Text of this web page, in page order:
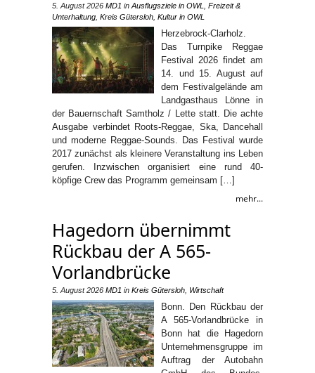
5. August 2026 MD1 in Ausflugsziele in OWL
Freizeit &
Unterhaltung Kreis Gütersloh Kultur in OWL
Herzebrock-Clarholz.
Das Turnpike Reggae
Festival 2026 findet am
14. und 15. August auf
dem Festivalgelände am
Landgasthaus Lönne in
der Bauernschaft Samtholz / Lette statt. Die achte
Ausgabe verbindet Roots-Reggae, Ska, Dancehall
und moderne Reggae-Sounds. Das Festival wurde
2017 zunächst als kleinere Veranstaltung ins Leben
gerufen. Inzwischen organisiert eine rund 40-
köpfige Crew das Programm gemeinsam […]
mehr...
Hagedorn übernimmt
Rückbau der A 565-
Vorlandbrücke
5. August 2026 MD1 in Kreis Gütersloh Wirtschaft
Bonn. Den Rückbau der
A 565-Vorlandbrücke in
Bonn hat die Hagedorn
Unternehmensgruppe im
Auftrag der Autobahn